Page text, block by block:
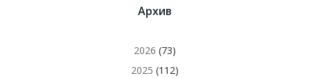
Архив
2026 (73)
2025 (112)